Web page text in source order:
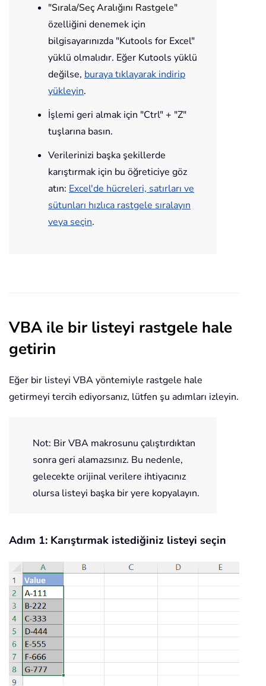
"Sırala/Seç Aralığını Rastgele"
özelliğini denemek için
bilgisayarınızda "Kutools for Excel"
yüklü olmalıdır. Eğer Kutools yüklü
değilse, buraya tıklayarak indirip
yükleyin.
İşlemi geri almak için "Ctrl" + "Z"
tuşlarına basın.
Verilerinizi başka şekillerde
karıştırmak için bu öğreticiye göz
atın: Excel'de hücreleri, satırları ve
sütunları hızlıca rastgele sıralayın
veya seçin.
VBA ile bir listeyi rastgele hale
getirin
Eğer bir listeyi VBA yöntemiyle rastgele hale
getirmeyi tercih ediyorsanız, lütfen şu adımları izleyin.
Not: Bir VBA makrosunu çalıştırdıktan
sonra geri alamazsınız. Bu nedenle,
gelecekte orijinal verilere ihtiyacınız
olursa listeyi başka bir yere kopyalayın.
Adım 1: Karıştırmak istediğiniz listeyi seçin